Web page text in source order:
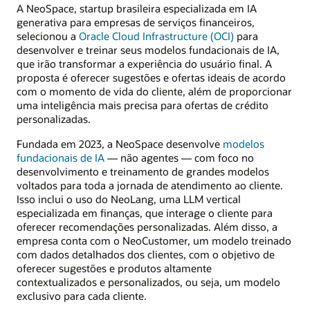
A NeoSpace, startup brasileira especializada em IA
generativa para empresas de serviços financeiros,
selecionou a Oracle Cloud Infrastructure (OCI) para
desenvolver e treinar seus modelos fundacionais de IA,
que irão transformar a experiência do usuário final. A
proposta é oferecer sugestões e ofertas ideais de acordo
com o momento de vida do cliente, além de proporcionar
uma inteligência mais precisa para ofertas de crédito
personalizadas.
Fundada em 2023, a NeoSpace desenvolve modelos
fundacionais de IA — não agentes — com foco no
desenvolvimento e treinamento de grandes modelos
voltados para toda a jornada de atendimento ao cliente.
Isso inclui o uso do NeoLang, uma LLM vertical
especializada em finanças, que interage o cliente para
oferecer recomendações personalizadas. Além disso, a
empresa conta com o NeoCustomer, um modelo treinado
com dados detalhados dos clientes, com o objetivo de
oferecer sugestões e produtos altamente
contextualizados e personalizados, ou seja, um modelo
exclusivo para cada cliente.